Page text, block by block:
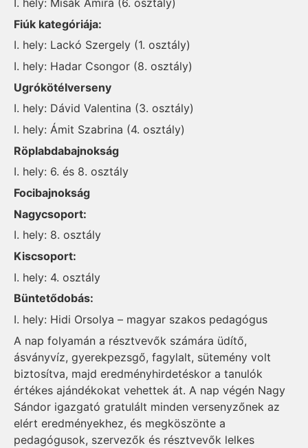
I. hely: Misák Amira (6. osztály)
Fiúk kategóriája:
I. hely: Lackó Szergely (1. osztály)
I. hely: Hadar Csongor (8. osztály)
Ugrókötélverseny
I. hely: Dávid Valentina (3. osztály)
I. hely: Ámit Szabrina (4. osztály)
Röplabdabajnokság
I. hely: 6. és 8. osztály
Focibajnokság
Nagycsoport:
I. hely: 8. osztály
Kiscsoport:
I. hely: 4. osztály
Büntetődobás:
I. hely: Hidi Orsolya – magyar szakos pedagógus
A nap folyamán a résztvevők számára üdítő,
ásványvíz, gyerekpezsgő, fagylalt, sütemény volt
biztosítva, majd eredményhirdetéskor a tanulók
értékes ajándékokat vehettek át. A nap végén Nagy
Sándor igazgató gratulált minden versenyzőnek az
elért eredményekhez, és megköszönte a
pedagógusok, szervezők és résztvevők lelkes